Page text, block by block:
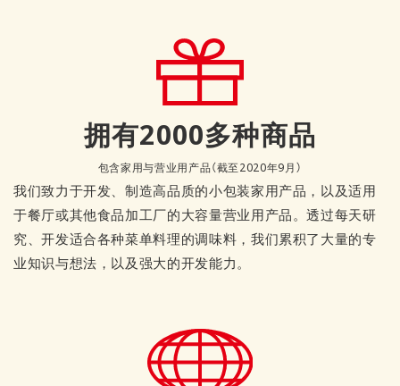
拥有2000多种商品
包含家用与营业用产品（截至2020年9月）
我们致力于开发、制造高品质的小包装家用产品，以及适用
于餐厅或其他食品加工厂的大容量营业用产品。透过每天研
究、开发适合各种菜单料理的调味料，我们累积了大量的专
业知识与想法，以及强大的开发能力。